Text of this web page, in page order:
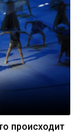
происходит